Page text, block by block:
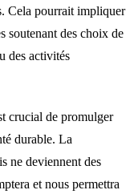
Cela pourrait impliquer
soutenant des choix de
des activités
crucial de promulger
durable. La
ne deviennent des
et nous permettra